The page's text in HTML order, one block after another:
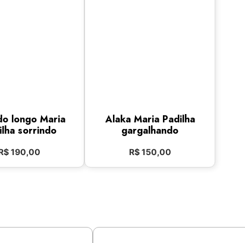
longo Maria
sorrindo
190,00
Alaka Maria Padilha
gargalhando
R$150,00